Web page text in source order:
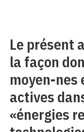
Le présent
la façon
moyen-nes
actives
«énergies